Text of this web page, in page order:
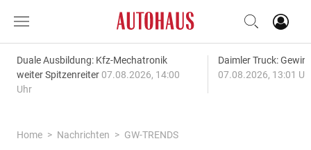
Duale Ausbildung: Kfz-Mechatronik
weiter Spitzenreiter 07.08.2026, 14:00
Uhr
Daimler Truck:
07.08.2026, 13:01
Home Nachrichten
GW-TRENDS